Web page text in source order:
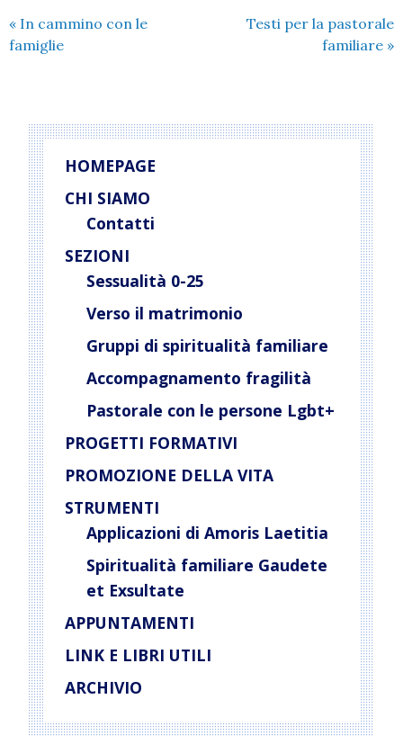
« In cammino con le
famiglie
Testi per la pastorale
familiare »
HOMEPAGE
CHI SIAMO
Contatti
SEZIONI
Sessualità 0-25
Verso il matrimonio
Gruppi di spiritualità familiare
Accompagnamento fragilità
Pastorale con le persone Lgbt+
PROGETTI FORMATIVI
PROMOZIONE DELLA VITA
STRUMENTI
Applicazioni di Amoris Laetitia
Spiritualità familiare Gaudete
et Exsultate
APPUNTAMENTI
LINK E LIBRI UTILI
ARCHIVIO